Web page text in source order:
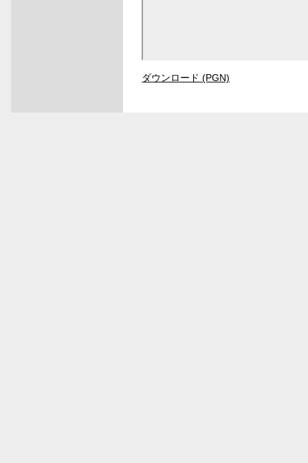
ダウンロード (PGN)